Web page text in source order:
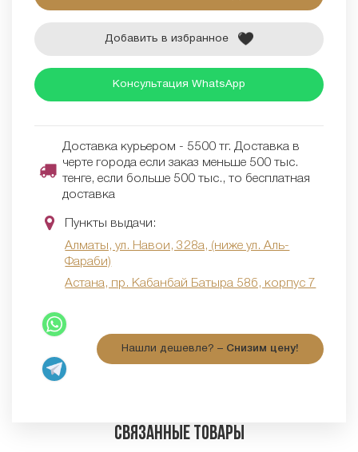
Добавить в избранное
Консультация WhatsApp
Доставка курьером - 5500 тг. Доставка в
черте города если заказ меньше 500 тыс.
тенге, если больше 500 тыс., то бесплатная
доставка
Пункты выдачи:
Алматы, ул. Навои, 328а, (ниже ул. Аль-
Фараби)
Астана, пр. Кабанбай Батыра 58б, корпус 7
Нашли дешевле? – Снизим цену!
Связанные товары